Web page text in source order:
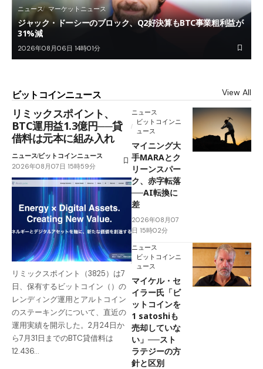
ニュース マーケットニュース
ジャック・ドーシーのブロック、Q2好決算もBTC事業粗利益が
31%減
2026年08月06日 14時01分
ビットコインニュース View All
リミックスポイント、
BTC運用益1.3億円──貸
借料は元本に組み入れ
ニュースビットコインニュース
2026年08月07日 15時59分
リミックスポイント（3825）は7
日、保有するビットコイン（）の
レンディング運用とアルトコイン
のステーキングについて、直近の
運用実績を開示した。2月24日か
ら7月31日までのBTC貸借料は
12.436…
ニュース
ビットコインニ
ュース
マイニング大
手MARAとク
リーンスパー
ク、赤字転落
──AI転換に
差
2026年08月07
日 15時02分
ニュース
ビットコインニ
ュース
マイケル・セ
イラー氏「ビ
ットコインを
1 satoshiも
売却していな
い」──スト
ラテジーの方
針と区別